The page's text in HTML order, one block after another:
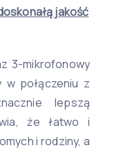
jakość
3-mikrofonowy
w połączeniu z
lepszą
że łatwo i
i rodziny, a